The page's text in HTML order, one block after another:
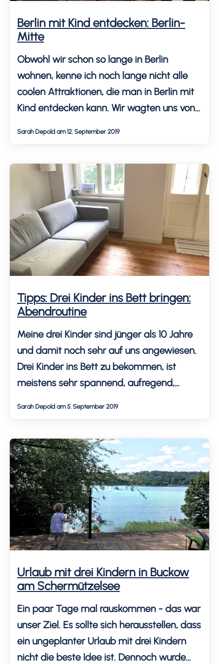
Berlin mit Kind entdecken: Berlin-
Mitte
Obwohl wir schon so lange in Berlin
wohnen, kenne ich noch lange nicht alle
coolen Attraktionen, die man in Berlin mit
Kind entdecken kann. Wir wagten uns von
Sarah Depold am 12. September 2019
Tipps: Drei Kinder ins Bett bringen:
Abendroutine
Meine drei Kinder sind jünger als 10 Jahre
und damit noch sehr auf uns angewiesen.
Drei Kinder ins Bett zu bekommen, ist
meistens sehr spannend, aufregend,
anderen Trick gefunden. Möge der
Kinderschlaf bald kommen!
Sarah Depold am 5. September 2019
Urlaub mit drei Kindern in Buckow
am Schermützelsee
Ein paar Tage mal rauskommen - das war
unser Ziel. Es sollte sich herausstellen, dass
ein ungeplanter Urlaub mit drei Kindern
nicht die beste Idee ist. Dennoch wurde